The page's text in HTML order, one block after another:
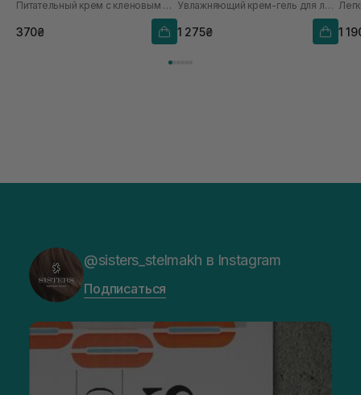
Питательный крем с кленовым соком
370₴
Увлажняющий крем-гель для лица
1 275₴ 1
@sisters_stelmakh в Instagram
Подписаться